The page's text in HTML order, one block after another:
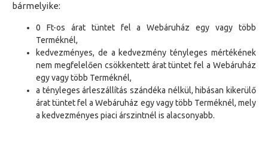
bármelyike:
0 Ft-os árat tüntet fel a Webáruház egy vagy több
Terméknél,
kedvezményes, de a kedvezmény tényleges mértékének
nem megfelelően csökkentett árat tüntet fel a Webáruház
egy vagy több Terméknél,
a tényleges árleszállítás szándéka nélkül, hibásan kikerülő
árat tüntet fel a Webáruház egy vagy több Terméknél, mely
a kedvezményes piaci árszintnél is alacsonyabb.